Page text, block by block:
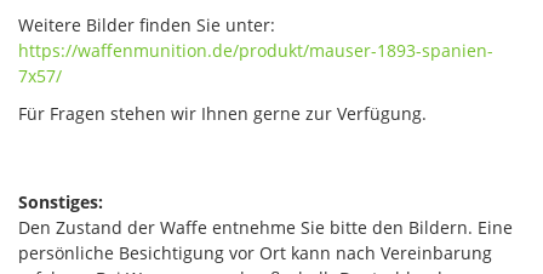
Weitere Bilder finden Sie unter:
https://waffenmunition.de/produkt/mauser-1893-spanien-
7x57/
Für Fragen stehen wir Ihnen gerne zur Verfügung.
Sonstiges:
Den Zustand der Waffe entnehme Sie bitte den Bildern. Eine
persönliche Besichtigung vor Ort kann nach Vereinbarung